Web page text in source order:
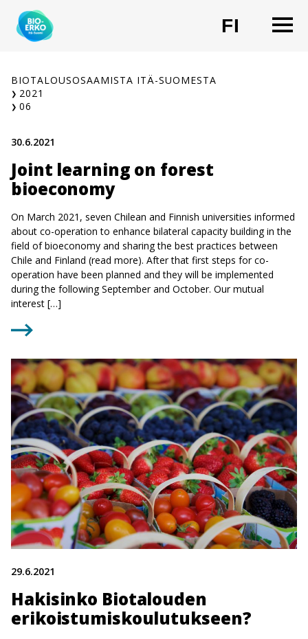
Siirry
sisältöön
FI
BIOTALOUSOSAAMISTA ITÄ-SUOMESTA
2021
06
30.6.2021
Joint learning on forest
bioeconomy
On March 2021, seven Chilean and Finnish universities informed
about co-operation to enhance bilateral capacity building in the
field of bioeconomy and sharing the best practices between
Chile and Finland (read more). After that first steps for co-
operation have been planned and they will be implemented
during the following September and October. Our mutual
interest […]
29.6.2021
Hakisinko Biotalouden
erikoistumiskoulutukseen?